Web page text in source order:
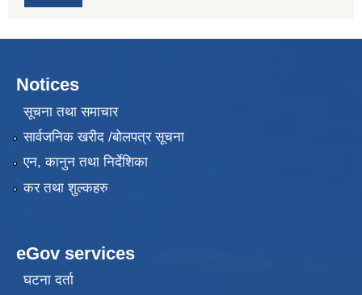
Notices
सूचना तथा समाचार
सार्वजनिक खरीद /बोलपत्र सूचना
एन, कानुन तथा निर्देशिका
कर तथा शुल्कहरु
eGov services
घटना दर्ता